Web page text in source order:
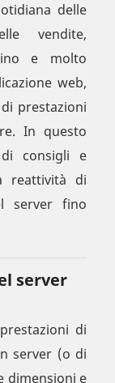
delle
vendite,
e molto
web,
prestazioni
In questo
consigli e
reattività di
server fino
server
di
server (o di
dimensioni e